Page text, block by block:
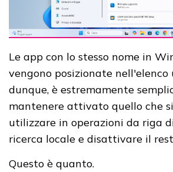
Le app con lo stesso nome in
vengono posizionate
dunque, è estremamente
mantenere attivato quello che
utilizzare in operazioni da riga
ricerca locale e disattivare il
Questo è quanto.